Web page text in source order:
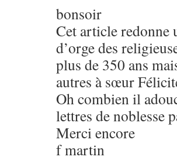
bonsoir
Cet article redonne
d’orge des
plus de 350 ans
autres à sœur
Oh combien il
lettres de noblesse
Merci encore
f martin